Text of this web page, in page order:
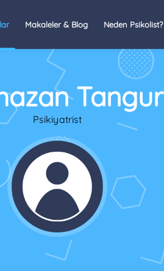
Makaleler & Blog Neden Psikolist?
Tangur
Psikiyatrist